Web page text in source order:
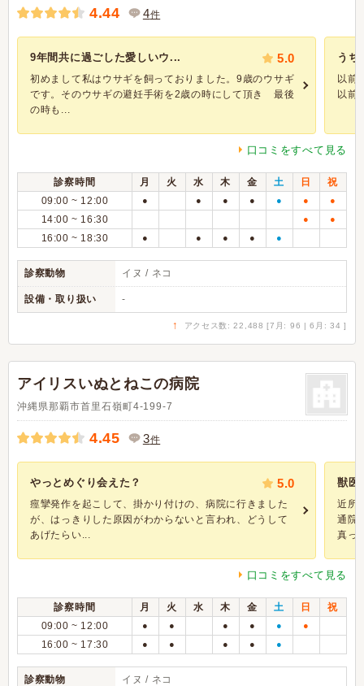
4.44 4件
9年間共に過ごした愛しいウ... 5.0
初めまして私はウサギを飼っておりました。9歳のウサギ
です。そのウサギの避妊手術を2歳の時にして頂き 最後
の時も...
うち
以前
以前
口コミをすべて見る
診察時間 月 火 水 木 金 土 日
祝
09:00 ~ 12:00
● ● ● ● ● ● ●
14:00 ~ 16:30 ● ●
16:00 ~ 18:30 ● ● ● ● ●
診察動物 イヌ / ネコ
設備・取り扱い -
↑ アクセス数: 22,488 [7月: 96 | 6月: 34 ]
アイリスいぬとねこの病院
沖縄県那覇市首里石嶺町4-199-7
4.45 3件
やっとめぐり会えた？ 5.0
痙攣発作を起こして、掛かり付けの、病院に行きました
が、はっきりした原因がわからないと言われ、どうして
あげたらい...
獣医
近所
通院
真っ
口コミをすべて見る
診察時間 月 火 水 木 金 土 日
祝
09:00 ~ 12:00
● ● ● ● ● ●
16:00 ~ 17:30 ● ● ● ● ●
診察動物 イヌ / ネコ